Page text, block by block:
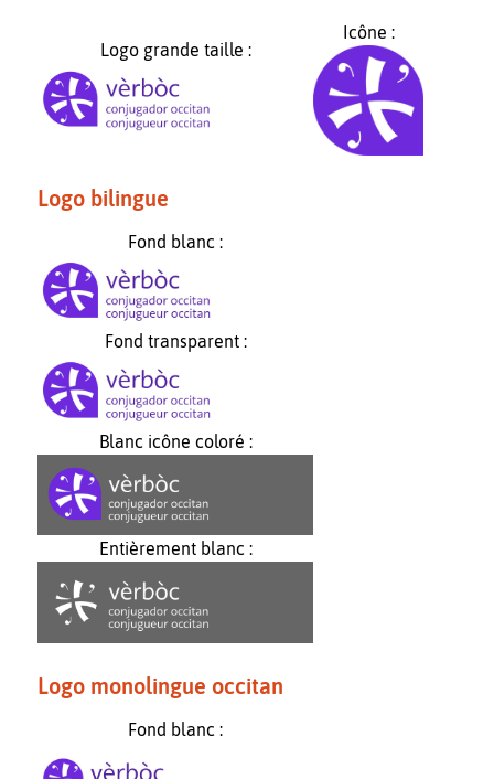
Logo grande taille :
Icône :
Logo bilingue
Fond blanc :
Fond transparent :
Blanc icône coloré :
Entièrement blanc :
Logo monolingue occitan
Fond blanc :